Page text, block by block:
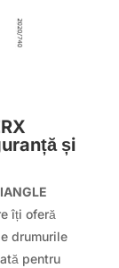
și
îți oferă
drumurile
pentru